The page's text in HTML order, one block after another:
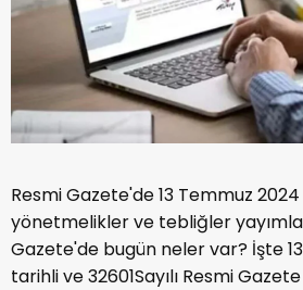
Resmi Gazete'de 13 Temmuz
yönetmelikler ve tebliğler
Gazete'de bugün neler var? İşte
tarihli ve 32601Sayılı Resmi Gazete